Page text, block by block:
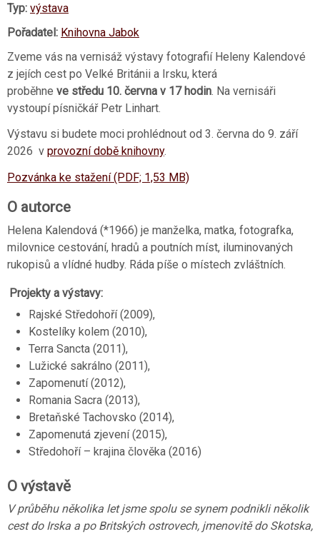
Typ: výstava
Pořadatel: Knihovna Jabok
Zveme vás na vernisáž výstavy fotografií Heleny Kalendové
z jejích cest po Velké Británii a Irsku, která
proběhne ve středu 10. června v 17 hodin. Na vernisáři
vystoupí písničkář Petr Linhart.
Výstavu si budete moci prohlédnout od 3. června do 9. září
2026 v provozní době knihovny.
Pozvánka ke stažení (PDF; 1,53 MB)
O autorce
Helena Kalendová (*1966) je manželka, matka, fotografka,
milovnice cestování, hradů a poutních míst, iluminovaných
rukopisů a vlídné hudby. Ráda píše o místech zvláštních.
Projekty a výstavy:
Rajské Středohoří (2009),
Kostelíky kolem (2010),
Terra Sancta (2011),
Lužické sakrálno (2011),
Zapomenutí (2012),
Romania Sacra (2013),
Bretaňské Tachovsko (2014),
Zapomenutá zjevení (2015),
Středohoří – krajina člověka (2016)
O výstavě
V průběhu několika let jsme spolu se synem podnikli několik
cest do Irska a po Britských ostrovech, jmenovitě do Skotska,